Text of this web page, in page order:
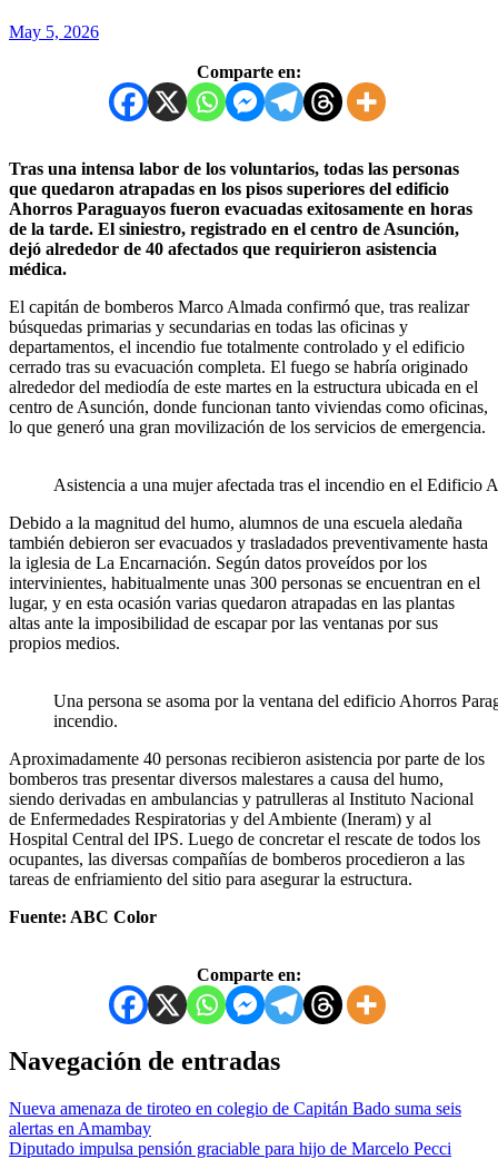
May 5, 2026
Comparte en:
Tras una intensa labor de los voluntarios, todas las personas
que quedaron atrapadas en los pisos superiores del edificio
Ahorros Paraguayos fueron evacuadas exitosamente en horas
de la tarde. El siniestro, registrado en el centro de Asunción,
dejó alrededor de 40 afectados que requirieron asistencia
médica.
El capitán de bomberos Marco Almada confirmó que, tras realizar
búsquedas primarias y secundarias en todas las oficinas y
departamentos, el incendio fue totalmente controlado y el edificio
cerrado tras su evacuación completa. El fuego se habría originado
alrededor del mediodía de este martes en la estructura ubicada en el
centro de Asunción, donde funcionan tanto viviendas como oficinas,
lo que generó una gran movilización de los servicios de emergencia.
Asistencia a una mujer afectada tras el incendio en el Edificio
Debido a la magnitud del humo, alumnos de una escuela aledaña
también debieron ser evacuados y trasladados preventivamente hasta
la iglesia de La Encarnación. Según datos proveídos por los
intervinientes, habitualmente unas 300 personas se encuentran en el
lugar, y en esta ocasión varias quedaron atrapadas en las plantas
altas ante la imposibilidad de escapar por las ventanas por sus
propios medios.
Una persona se asoma por la ventana del edificio Ahorros
incendio.
Aproximadamente 40 personas recibieron asistencia por parte de los
bomberos tras presentar diversos malestares a causa del humo,
siendo derivadas en ambulancias y patrulleras al Instituto Nacional
de Enfermedades Respiratorias y del Ambiente (Ineram) y al
Hospital Central del IPS. Luego de concretar el rescate de todos los
ocupantes, las diversas compañías de bomberos procedieron a las
tareas de enfriamiento del sitio para asegurar la estructura.
Fuente: ABC Color
Comparte en:
Navegación de entradas
Nueva amenaza de tiroteo en colegio de Capitán Bado suma seis
alertas en Amambay
Diputado impulsa pensión graciable para hijo de Marcelo Pecci